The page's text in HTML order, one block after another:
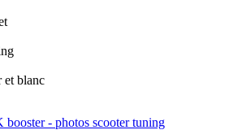
et blanc
booster - photos scooter tuning